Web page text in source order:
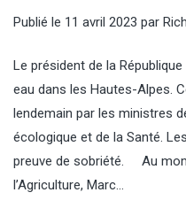
Publié le 11 avril 2023 par
Le président de la
eau dans les Hautes-Alpes.
lendemain par les ministres
écologique et de la Santé.
preuve de sobriété. Au
l’Agriculture, Marc…